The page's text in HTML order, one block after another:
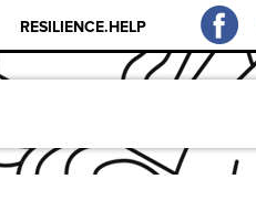
RESILIENCE.HELP